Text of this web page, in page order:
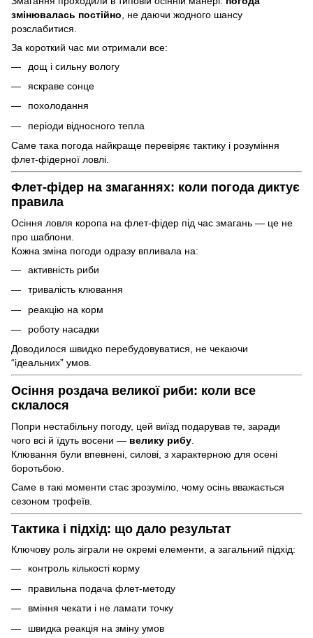
змінювалась постійно , не даючи жодного шансу
розслабитися.
За короткий час ми отримали все:
дощ і сильну вологу
яскраве сонце
похолодання
періоди відносного тепла
Саме така погода найкраще перевіряє тактику і розуміння
флет-фідерної ловлі.
Флет-фідер на змаганнях: коли погода диктує
правила
Осіння ловля коропа на флет-фідер під час змагань — це не
про шаблони.
Кожна зміна погоди одразу впливала на:
активність риби
тривалість клювання
реакцію на корм
роботу насадки
Доводилося швидко перебудовуватися, не чекаючи
“ідеальних” умов.
Осіння роздача великої риби: коли все
склалося
Попри нестабільну погоду, цей виїзд подарував те, заради
чого всі й їдуть восени — велику рибу
Клювання були впевнені, силові, з характерною для осені
боротьбою.
Саме в такі моменти стає зрозуміло, чому осінь вважається
сезоном трофеїв.
Тактика і підхід: що дало результат
Ключову роль зіграли не окремі елементи, а загальний підхід:
контроль кількості корму
правильна подача флет-методу
вміння чекати і не ламати точку
швидка реакція на зміну умов